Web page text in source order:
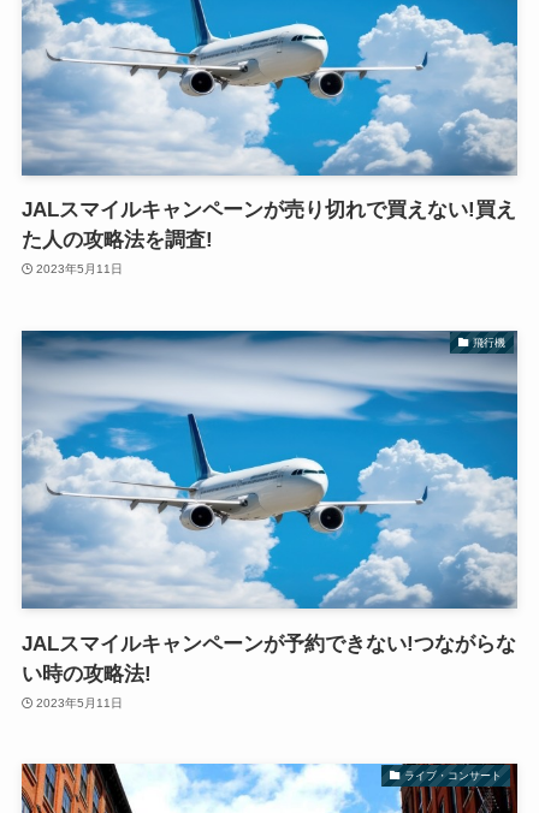
JALスマイルキャンペーンが売り切れで買えない!買え
た人の攻略法を調査!
2023年5月11日
飛行機
JALスマイルキャンペーンが予約できない!つながらな
い時の攻略法!
2023年5月11日
ライブ・コンサート